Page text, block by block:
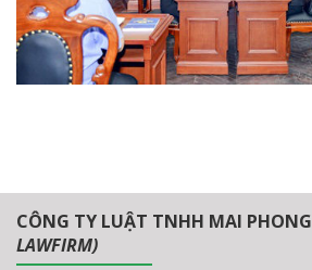
CÔNG TY LUẬT TNHH MAI PHONG
LAWFIRM)